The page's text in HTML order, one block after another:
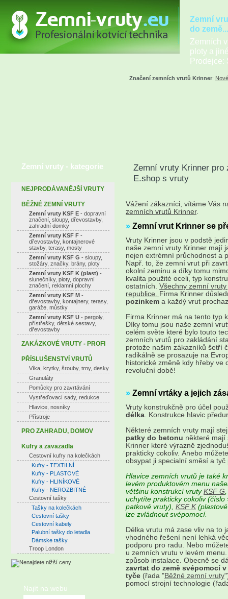
Zemní
do země...
Zemních
ploty a
Prodejce:
Značení zemních vrutů Krinner:
Zemní vruty Krinner
E.shop s vruty
Vážení zákazníci, vítáme Vás
zemních vrutů Krinner.
» Zemní vrut Krinner se
Vruty Krinner jsou v podstě
naše zemní vruty Krinner mají
nejen extrémní průchodnost a
Např. to, že zemní vrut při
okolní zeminu a díky tomu
kvalita použité oceli, typ
ostatních. Všechny zemní
republice. Firma Krinner
pozinkem a každý vrut
Firma Krinner má na tento typ
Díky tomu jsou naše zemní
celém světe které bylo touto
zemních vrutů pro zakládání
protože našim zákazníků šetří
radikálně se prosazuje na
historické změně kdy hřeby ve
revoluční době!
» Zemní vrtáky a jejich
Vruty konstrukčně pro účel
délka . Konstrukce hlavic
Některé zemních vruty mají
patky do betonu některé mají
Krinner které výrazně
prakticky cokoliv. Anebo
obsypat ji specialní směsí a
Hlavice zemních vrutů je také
levém produktovém menu
většinu konstrukcí vruty KSF G
uchytíte prakticky cokoliv
patkové vruty), KSF K(plastové
lze zvládnout svépomocí.
Délka vrutu má zase vliv na to
vhodného řešení není lehká
podporu pro radu. Nebo
u zemních vrutu v levém
způsob instalace. Obecně se
zavrtat do země svépomocí
tyče (řada "Běžné zemní vruty
pomocí strojní technologie
Zemní vruty - kategorie
NEJPRODÁVANĚJŠÍ VRUTY
BĚŽNÉ ZEMNÍ VRUTY
Zemní vruty KSF E - dopravní
značení, sloupy, dřevostavby,
zahradní domky
Zemní vruty KSF F -
dřevostavby, kontajnerové
stavby, terasy, mosty
Zemní vruty KSF G - sloupy,
stožáry, značky, brány, ploty
Zemní vruty KSF K (plast) -
slunečníky, ploty, dopravní
značení, reklamní plochy
Zemní vruty KSF M -
dřevostavby, kontajnery, terasy,
garáže, můstky
Zemní vruty KSF U - pergoly,
přístřešky, dětské sestavy,
dřevostavby
ZAKÁZKOVÉ VRUTY - PROFI
PŘÍSLUŠENSTVÍ VRUTŮ
Víka, krytky, šrouby, trny, desky
Granuláty
Pomůcky pro zavrtávání
Vystřeďovací sady, redukce
Hlavice, nosníky
Přístroje
PRO ZAHRADU, DOMOV
Kufry a zavazadla
Cestovní kufry na kolečkách
Kufry - TEXTILNÍ
Kufry - PLASTOVÉ
Kufry - HLINÍKOVÉ
Kufry - NEROZBITNÉ
Cestovní tašky
Tašky na kolečkách
Cestovní tašky
Cestovní kabely
Palubní tašky do letadla
Dámske tašky
Troop London
Najít na webu